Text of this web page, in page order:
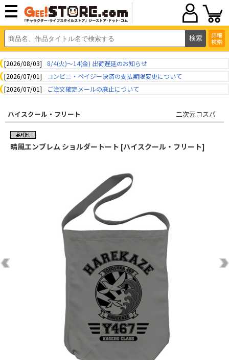
詳細
検索
[2026/08/03]
8/4(火)～14(金) 出荷遅延のお知らせ
[2026/07/01]
コンビニ・ペイジー決済の支払期限変更について
[2026/07/01]
ご注文確定メールの廃止について
ハイスクール・フリート 二次元コスパ
晴風エンブレム ショルダートート [ハイスクール・フリート]